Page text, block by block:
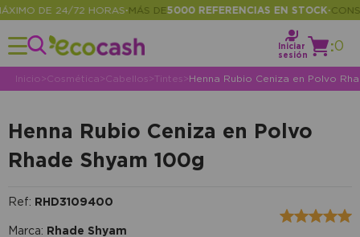
DE 24/72 HORAS•MÁS DE5000 REFERENCIAS EN STOCK•
Iniciar
sesión
:0
Inicio>Cosmética>Cabellos >Tintes >Henna Rubio Ceniza en Polvo
Henna Rubio Ceniza en Polvo
Rhade Shyam 100g
Ref: RHD3109400
Marca: Rhade Shyam